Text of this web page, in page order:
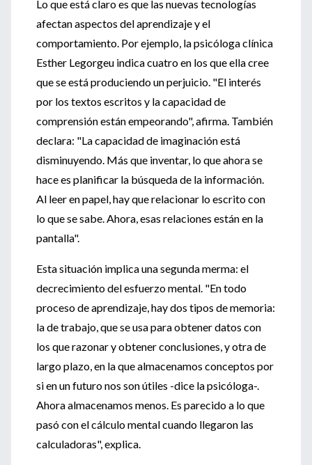
Lo que está claro es que las nuevas tecnologías
afectan aspectos del aprendizaje y el
comportamiento. Por ejemplo, la psicóloga clínica
Esther Legorgeu indica cuatro en los que ella cree
que se está produciendo un perjuicio. "El interés
por los textos escritos y la capacidad de
comprensión están empeorando", afirma. También
declara: "La capacidad de imaginación está
disminuyendo. Más que inventar, lo que ahora se
hace es planificar la búsqueda de la información.
Al leer en papel, hay que relacionar lo escrito con
lo que se sabe. Ahora, esas relaciones están en la
pantalla".
Esta situación implica una segunda merma: el
decrecimiento del esfuerzo mental. "En todo
proceso de aprendizaje, hay dos tipos de memoria:
la de trabajo, que se usa para obtener datos con
los que razonar y obtener conclusiones, y otra de
largo plazo, en la que almacenamos conceptos por
si en un futuro nos son útiles -dice la psicóloga-.
Ahora almacenamos menos. Es parecido a lo que
pasó con el cálculo mental cuando llegaron las
calculadoras", explica.